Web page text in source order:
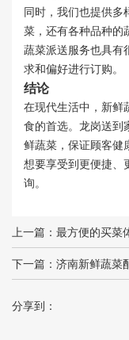
同时，我们也提供多
菜，还有各种品种的
蔬菜派送服务也具有
求和偏好进行订购。
结论
在现代生活中，新鲜
食的首选。龙岗送到
鲜蔬菜，保证顾客健
想要享受到更便捷、
询。
上一篇： 最方便的买菜
下一篇： 济南新鲜蔬菜
分享到：